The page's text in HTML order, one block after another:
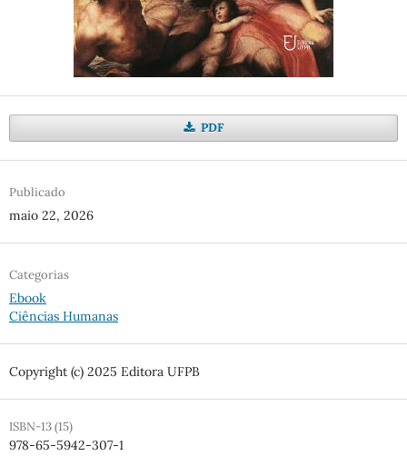
PDF
Publicado
maio 22, 2026
Categorias
Ebook
Ciências Humanas
Copyright (c) 2025 Editora UFPB
ISBN-13 (15)
978-65-5942-307-1